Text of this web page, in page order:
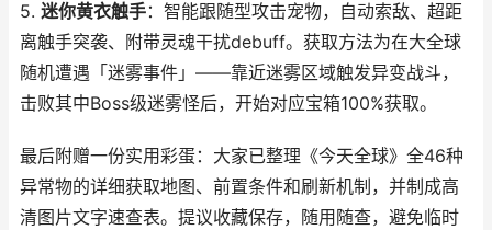
5. 迷你黄衣触手：智能跟随型攻击宠物，自动索敌、超距
离触手突袭、附带灵魂干扰debuff。获取方法为在大全球
随机遭遇「迷雾事件」——靠近迷雾区域触发异变战斗，
击败其中Boss级迷雾怪后，开始对应宝箱100%获取。
最后附赠一份实用彩蛋：大家已整理《今天全球》全46种
异常物的详细获取地图、前置条件和刷新机制，并制成高
清图片文字速查表。提议收藏保存，随用随查，避免临时